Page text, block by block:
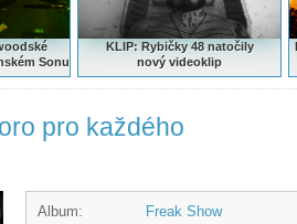
Sonu
KLIP: Rybičky 48 natočily
nový videoklip
pro každého
Album:
Freak Show